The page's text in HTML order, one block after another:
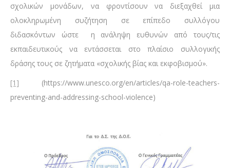
σχολικών μονάδων, να φροντίσουν να διεξαχθεί μια
ολοκληρωμένη συζήτηση σε επίπεδο συλλόγου
διδασκόντων ώστε η ανάληψη ευθυνών από τους/τις
εκπαιδευτικούς να εντάσσεται στο πλαίσιο συλλογικής
δράσης τους σε ζητήματα «σχολικής βίας και εκφοβισμού».
[1] (https://www.unesco.org/en/articles/qa-role-teachers-
preventing-and-addressing-school-violence)